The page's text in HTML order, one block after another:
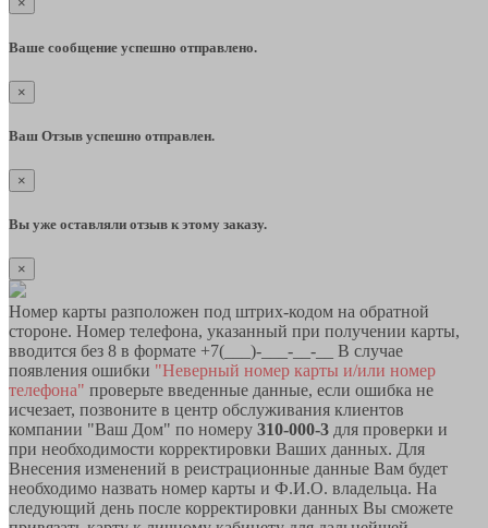
Ваше сообщение успешно отправлено.
×
Ваш Отзыв успешно отправлен.
×
Вы уже оставляли отзыв к этому заказу.
×
Номер карты разположен под штрих-кодом на обратной
стороне. Номер телефона, указанный при получении карты,
вводится без 8 в формате +7(___)-___-__-__ В случае
появления ошибки "Неверный номер карты и/или номер
телефона" проверьте введенные данные, если ошибка не
исчезает, позвоните в центр обслуживания клиентов
компании "Ваш Дом" по номеру 310-000-3 для проверки и
при необходимости корректировки Ваших данных. Для
Внесения изменений в реистрационные данные Вам будет
необходимо назвать номер карты и Ф.И.О. владельца. На
следующий день после корректировки данных Вы сможете